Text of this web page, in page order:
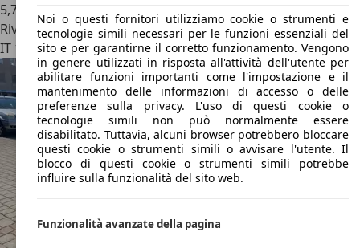
5,7 l/100 km (comb.)
Rivenditore
IT 10148Torino - To
Noi o questi fornitori utilizziamo cookie o strumenti e
tecnologie simili necessari per le funzioni essenziali del
sito e per garantirne il corretto funzionamento. Vengono
in genere utilizzati in risposta all'attività dell'utente per
abilitare funzioni importanti come l'impostazione e il
mantenimento delle informazioni di accesso o delle
preferenze sulla privacy. L'uso di questi cookie o
tecnologie simili non può normalmente essere
disabilitato. Tuttavia, alcuni browser potrebbero bloccare
questi cookie o strumenti simili o avvisare l'utente. Il
blocco di questi cookie o strumenti simili potrebbe
influire sulla funzionalità del sito web.
Funzionalità avanzate della pagina